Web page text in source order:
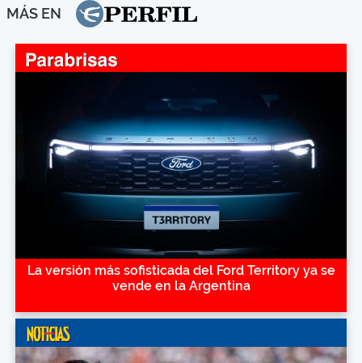
MÁS EN
La versión más sofisticada del Ford Territory ya se
vende en la Argentina